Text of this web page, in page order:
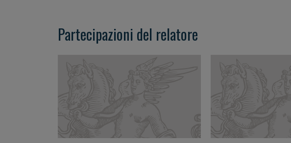
Partecipazioni del relatore